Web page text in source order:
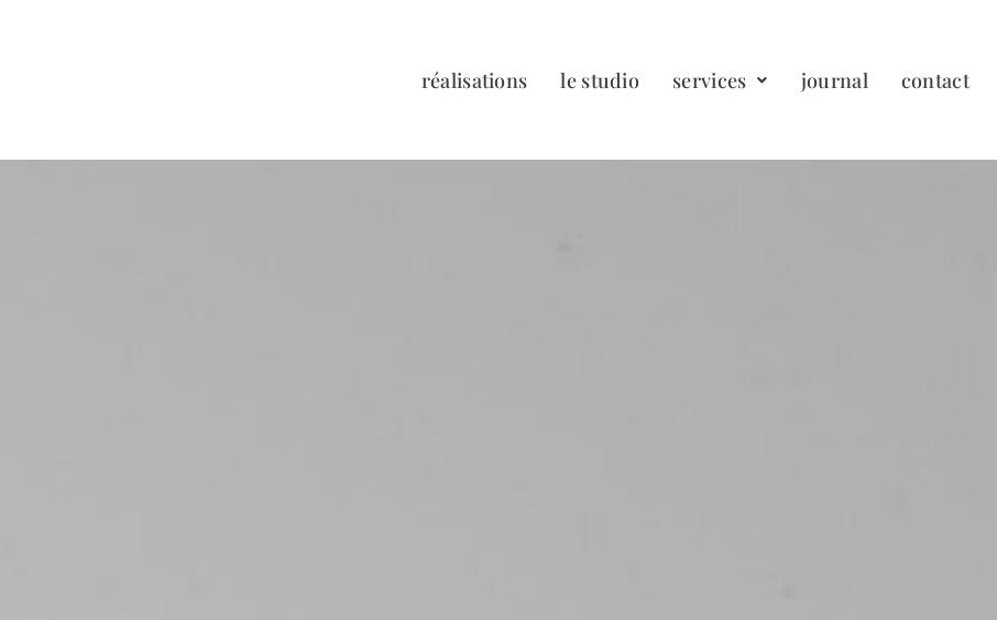
réalisations le studio services journal contact